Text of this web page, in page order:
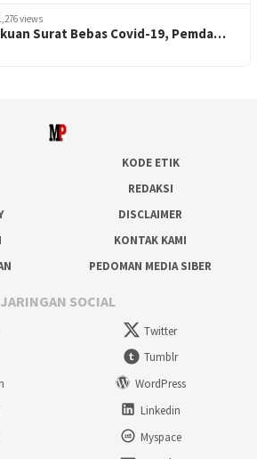
views
Surat Bebas Covid-19, Pemda…
KODE ETIK
REDAKSI
DISCLAIMER
KONTAK KAMI
PEDOMAN MEDIA SIBER
JARINGAN SOCIAL
Twitter
Tumblr
WordPress
Linkedin
Myspace